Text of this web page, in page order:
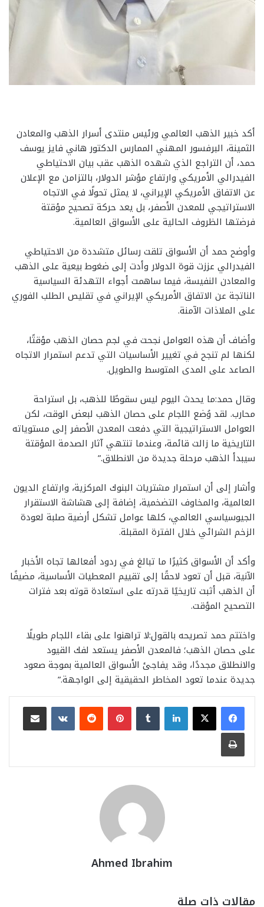
أكد خبير الذهب العالمي ورئيس منتدى أسرار الذهب والمعادن
الثمينة، البرفسور المهني الممارس الدكتور هاني فايز يوسف
حمد، أن التراجع الذي شهده الذهب عقب بيان الاحتياطي
الفيدرالي الأمريكي وارتفاع مؤشر الدولار، بالتزامن مع الإعلان
عن الاتفاق الأمريكي الإيراني، لا يمثل تحولًا في الاتجاه
الاستراتيجي للمعدن الأصفر، بل يعد حركة تصحيح مؤقتة
فرضتها الظروف الحالية على الأسواق العالمية.
وأوضح حمد أن الأسواق تلقت رسائل متشددة من الاحتياطي
الفيدرالي عززت قوة الدولار وأدت إلى ضغوط بيعية على الذهب
والمعادن النفيسة، فيما ساهمت أجواء التهدئة السياسية
الناتجة عن الاتفاق الأمريكي الإيراني في تقليص الطلب الفوري
على الملاذات الآمنة.
وأضاف أن هذه العوامل نجحت في لجم حصان الذهب مؤقتًا،
لكنها لم تنجح في تغيير الأساسيات التي تدعم استمرار الاتجاه
الصاعد على المدى المتوسط والطويل.
وقال حمد:ما يحدث اليوم ليس سقوطًا للذهب، بل استراحة
محارب. لقد وُضع اللجام على حصان الذهب لبعض الوقت، لكن
العوامل الاستراتيجية التي دفعت المعدن الأصفر إلى مستوياته
التاريخية ما زالت قائمة، وعندما تنتهي آثار الصدمة المؤقتة
سيبدأ الذهب مرحلة جديدة من الانطلاق.”
وأشار إلى أن استمرار مشتريات البنوك المركزية، وارتفاع الديون
العالمية، والمخاوف التضخمية، إضافة إلى هشاشة الاستقرار
الجيوسياسي العالمي، كلها عوامل تشكل أرضية صلبة لعودة
الزخم الشرائي خلال الفترة المقبلة.
وأكد أن الأسواق كثيرًا ما تبالغ في ردود أفعالها تجاه الأخبار
الآنية، قبل أن تعود لاحقًا إلى تقييم المعطيات الأساسية، مضيفًا
أن الذهب أثبت تاريخيًا قدرته على استعادة قوته بعد فترات
التصحيح المؤقت.
واختتم حمد تصريحه بالقول:لا تراهنوا على بقاء اللجام طويلًا
على حصان الذهب؛ فالمعدن الأصفر يستعد لفك القيود
والانطلاق مجددًا، وقد يفاجئ الأسواق العالمية بموجة صعود
جديدة عندما تعود المخاطر الحقيقية إلى الواجهة.”
لينكدإن بينتيريست
مشاركة عبر البريد
طباعة
Ahmed Ibrahim
مقالات ذات صلة